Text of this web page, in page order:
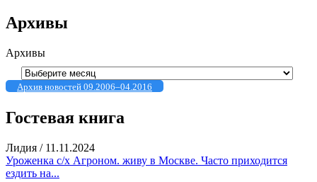
Архивы
Архивы
Архив новостей 09.2006–04.2016
Гостевая книга
Лидия / 11.11.2024
Уроженка с/х Агроном. живу в Москве. Часто приходится
ездить на...